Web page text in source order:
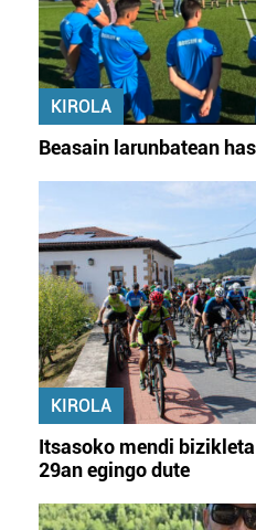
KIROLA
Beasain larunbatean
KIROLA
Itsasoko mendi
29an egingo dute